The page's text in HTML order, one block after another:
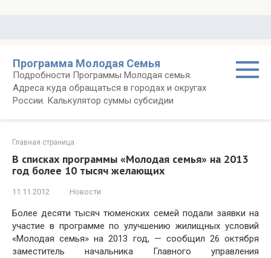
Программа Молодая Семья
Подробности Программы Молодая семья.
Адреса куда обращаться в городах и округах
России. Калькулятор суммы субсидии
Главная страница
В списках программы «Молодая семья» на 2013
год более 10 тысяч желающих
11.11.2012 Новости
Более десяти тысяч тюменских семей подали заявки на
участие в программе по улучшению жилищных условий
«Молодая семья» на 2013 год, — сообщил 26 октября
заместитель начальника Главного управления